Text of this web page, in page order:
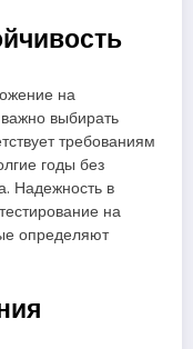
на
выбирать
требованиям
годы без
Надежность в
на
определяют